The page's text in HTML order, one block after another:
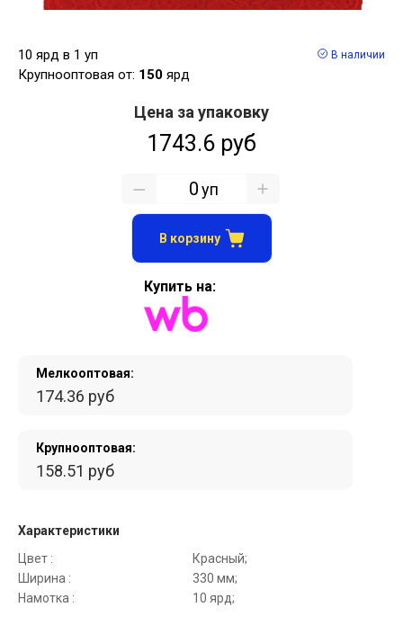
10 ярд в 1 уп
Крупнооптовая от: 150 ярд
В наличии
Мелкооптовая:
174.36 руб
Крупнооптовая:
158.51 руб
Характеристики
Цвет :
Красный;
Ширина :
330 мм;
Намотка :
10 ярд;
Цена за упаковку
1743.6 руб
уп
В корзину
Купить на: